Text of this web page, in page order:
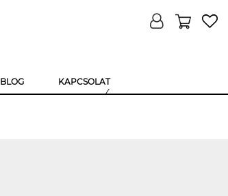
BLOG KAPCSOLAT